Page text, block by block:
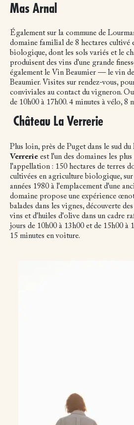
Mas Arnal
Également sur la commune de
domaine familial de 8 hectares cultivé
biologique, dont les sols variés et le
produisent des vins d'une grande
également le Vin Beaumier — le vin
Beaumier. Visites sur rendez-vous,
conviviales au contact du vigneron.
de 10h00 à 17h00. 4 minutes à vélo, 8
Château La Verrerie
Plus loin, près de Puget dans le sud du
Verrerie est l'un des domaines les
l'appellation : 150 hectares de terres
cultivées en agriculture biologique, sur
années 1980 à l'emplacement d'une
domaine propose une expérience
balades dans les vignes, découverte
vins et d'huiles d'olive dans un cadre
jours de 10h00 à 13h00 et de 15h00 à
15 minutes en voiture.